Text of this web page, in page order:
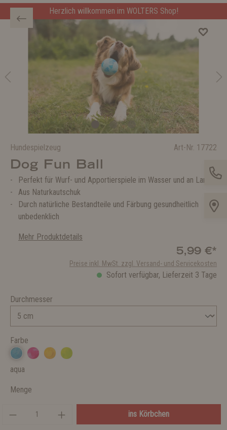
Herzlich willkommen im WOLTERS Shop!
Hundespielzeug Art-Nr. 17722
Dog Fun Ball
Perfekt für Wurf- und Apportierspiele im Wasser und an Land
Aus Naturkautschuk
Durch natürliche Bestandteile und Färbung gesundheitlich
unbedenklich
Mehr Produktdetails
5,99 €*
Preise inkl. MwSt. zzgl. Versand- und Servicekosten
Sofort verfügbar, Lieferzeit 3 Tage
Durchmesser
Farbe
aqua
Menge
ins Körbchen